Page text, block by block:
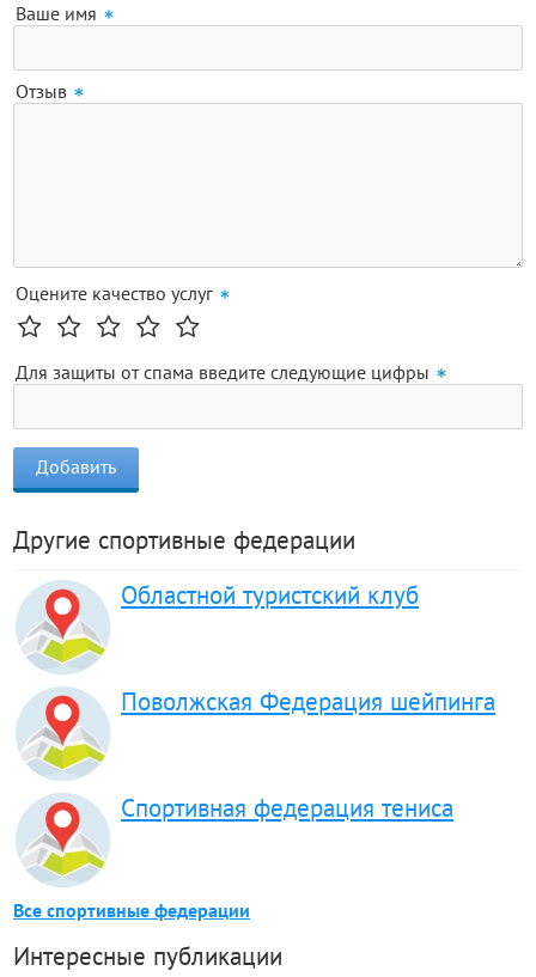
Ваше имя
Отзыв
Оцените качество услуг
Для защиты от спама введите следующие цифры
Другие спортивные федерации
Областной туристский клуб
Поволжская Федерация шейпинга
Спортивная федерация тениса
Все спортивные федерации
Интересные публикации